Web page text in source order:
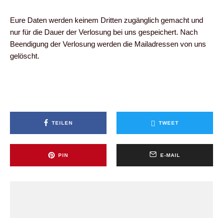
Eure Daten werden keinem Dritten zugänglich gemacht und
nur für die Dauer der Verlosung bei uns gespeichert. Nach
Beendigung der Verlosung werden die Mailadressen von uns
gelöscht.
TEILEN TWEET
PIN E-MAIL